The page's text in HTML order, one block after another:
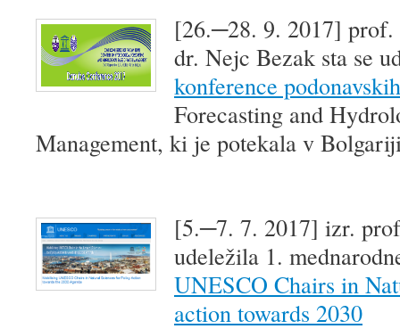
[26.─28. 9. 2017]
dr. Nejc Bezak sta se
konference
Forecasting and
Management, ki je potekala v
[5.─7. 7. 2017] izr.
udeležila 1.
UNESCO Chairs in
action towards 2030